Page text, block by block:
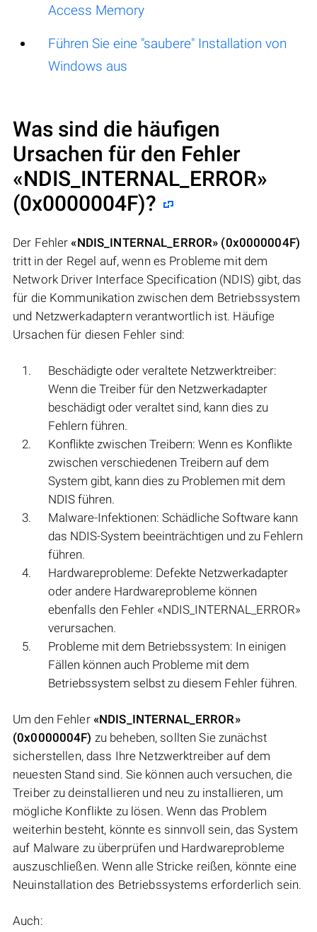
Access Memory
Führen Sie eine "saubere" Installation von
Windows aus
Was sind die häufigen
Ursachen für den Fehler
«NDIS_INTERNAL_ERROR»
(0x0000004F)?
Der Fehler«NDIS_INTERNAL_ERROR» (0x0000004F)
tritt in der Regel auf, wenn es Probleme mit dem
Network Driver Interface Specification (NDIS) gibt, das
für die Kommunikation zwischen dem Betriebssystem
und Netzwerkadaptern verantwortlich ist. Häufige
Ursachen für diesen Fehler sind:
Beschädigte oder veraltete Netzwerktreiber:
Wenn die Treiber für den Netzwerkadapter
beschädigt oder veraltet sind, kann dies zu
Fehlern führen.
Konflikte zwischen Treibern: Wenn es Konflikte
zwischen verschiedenen Treibern auf dem
System gibt, kann dies zu Problemen mit dem
NDIS führen.
Malware-Infektionen: Schädliche Software kann
das NDIS-System beeinträchtigen und zu Fehlern
führen.
Hardwareprobleme: Defekte Netzwerkadapter
oder andere Hardwareprobleme können
ebenfalls den Fehler «NDIS_INTERNAL_ERROR»
verursachen.
Probleme mit dem Betriebssystem: In einigen
Fällen können auch Probleme mit dem
Betriebssystem selbst zu diesem Fehler führen.
Um den Fehler «NDIS_INTERNAL_ERROR»
(0x0000004F) zu beheben, sollten Sie zunächst
sicherstellen, dass Ihre Netzwerktreiber auf dem
neuesten Stand sind. Sie können auch versuchen, die
Treiber zu deinstallieren und neu zu installieren, um
mögliche Konflikte zu lösen. Wenn das Problem
weiterhin besteht, könnte es sinnvoll sein, das System
auf Malware zu überprüfen und Hardwareprobleme
auszuschließen. Wenn alle Stricke reißen, könnte eine
Neuinstallation des Betriebssystems erforderlich sein.
Auch: